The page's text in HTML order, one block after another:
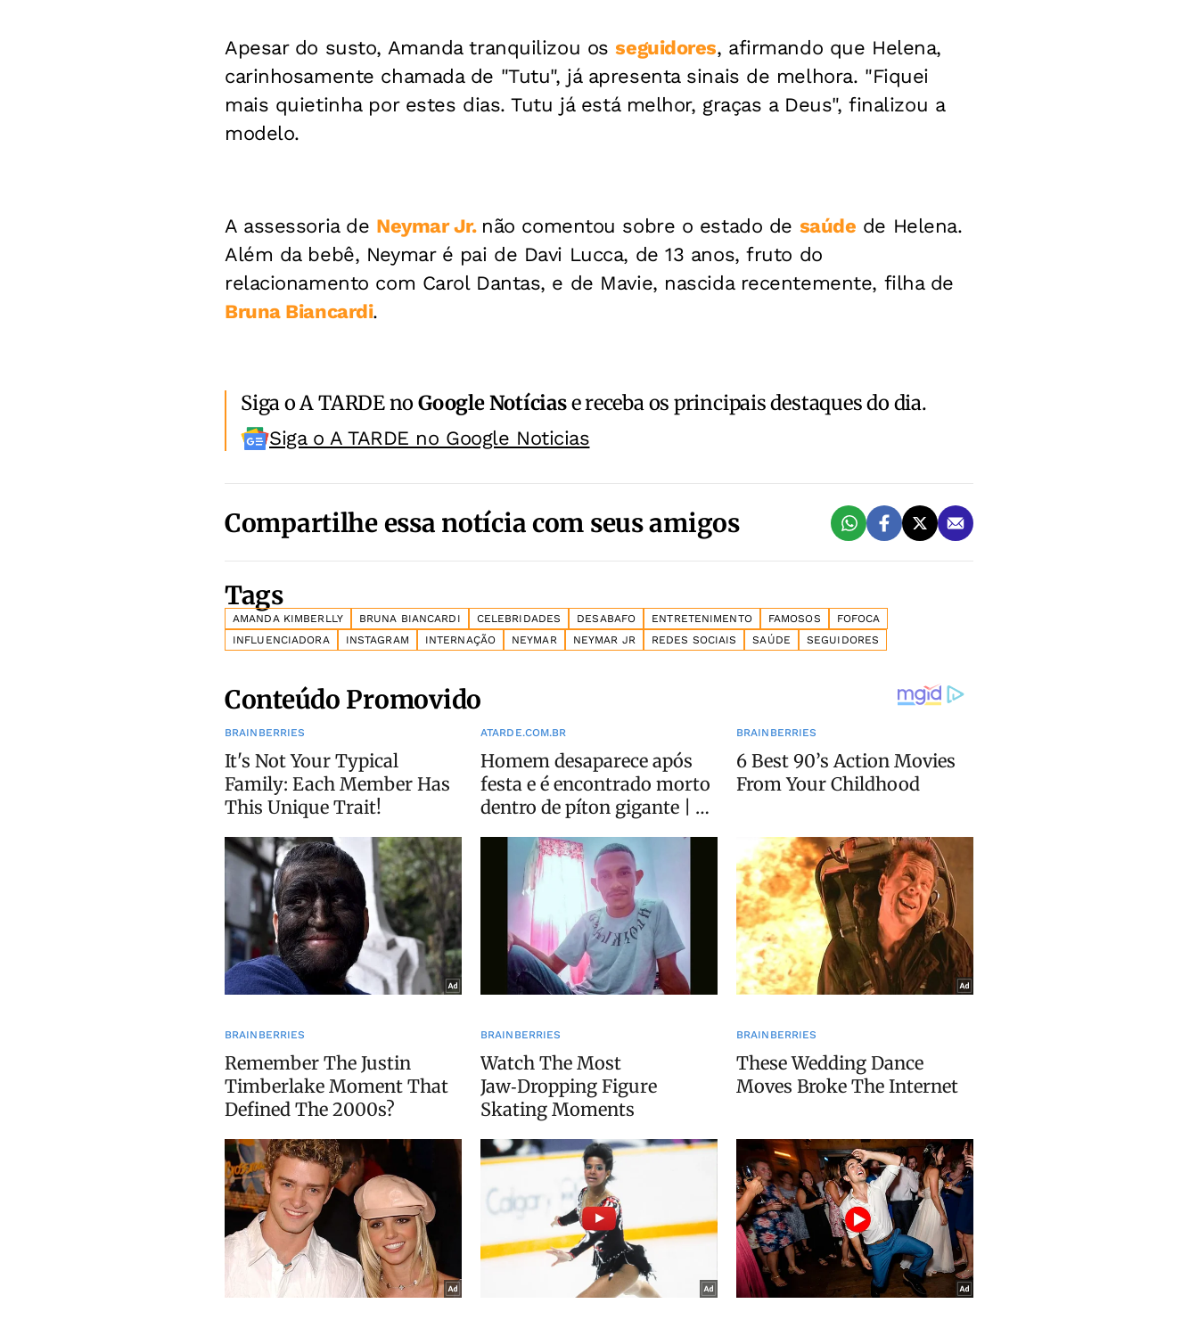
Apesar do susto, Amanda tranquilizou osseguidores, afirmando que Helena,
carinhosamente chamada de "Tutu", já apresenta sinais de melhora. "Fiquei
mais quietinha por estes dias. Tutu já está melhor, graças a Deus", finalizou a
modelo.
A assessoria de Neymar Jr. não comentou sobre o estado de saúde de Helena.
Além da bebê, Neymar é pai de Davi Lucca, de 13 anos, fruto do
relacionamento com Carol Dantas, e de Mavie, nascida recentemente, filha de
Bruna Biancardi.
Siga o A TARDE noGoogle Notíciase receba os principais destaques do dia.
Siga o A TARDE no Google Noticias
Compartilhe essa notícia com seus amigos
Tags
AMANDA KIMBERLLY BRUNA BIANCARDI CELEBRIDADES DESABAFO ENTRETENIMENTO FAMOSOS
FOFOCA
INFLUENCIADORA
INSTAGRAM INTERNAÇÃO NEYMAR NEYMAR JR REDES SOCIAIS SAÚDE SEGUIDORES